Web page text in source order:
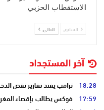
الاستقطاب الحزبي
السابق التالي
آخر المستجداد
18:28 ترامب يفند تقارير نقص
17:59 فوكس يطالب بإقصاء المغرب